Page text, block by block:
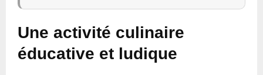
Une activité culinaire
éducative et ludique